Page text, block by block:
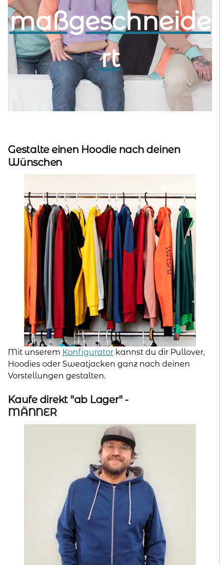
kontakt
home
maßgeschneide
rt
Gestalte einen Hoodie nach deinen
Wünschen
Mit unserem Konfigurator kannst du dir Pullover,
Hoodies oder Sweatjacken ganz nach deinen
Vorstellungen gestalten.
Kaufe direkt "ab Lager" -
MÄNNER